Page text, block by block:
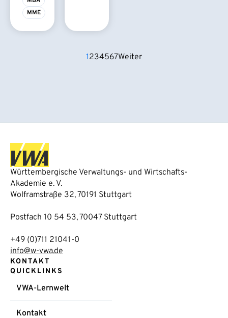
MME
1234567Weiter
Württembergische Verwaltungs- und Wirtschafts-
Akademie e. V.
Wolframstraße 32, 70191 Stuttgart
Postfach 10 54 53, 70047 Stuttgart
+49 (0)711 21041-0
info@w-vwa.de
KONTAKT
QUICKLINKS
VWA-Lernwelt
Kontakt